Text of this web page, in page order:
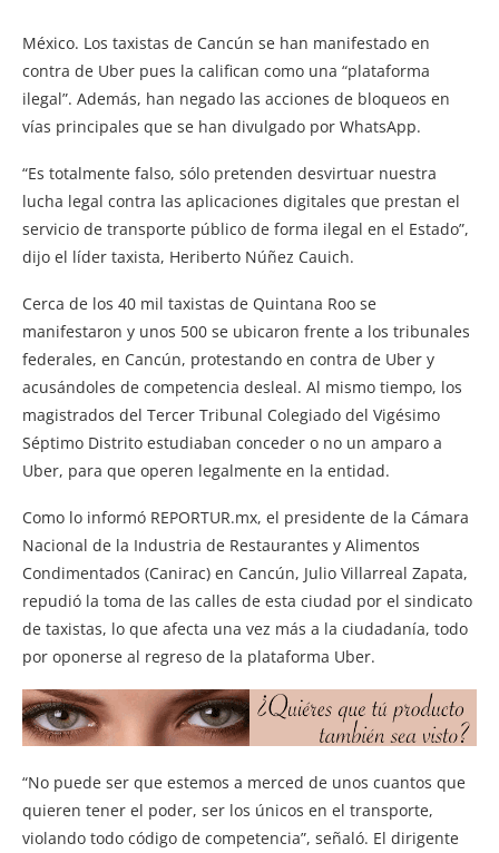
México. Los taxistas de Cancún se han manifestado en
contra de Uber pues la califican como una “plataforma
ilegal”. Además, han negado las acciones de bloqueos en
vías principales que se han divulgado por WhatsApp.
“Es totalmente falso, sólo pretenden desvirtuar nuestra
lucha legal contra las aplicaciones digitales que prestan el
servicio de transporte público de forma ilegal en el Estado”,
dijo el líder taxista, Heriberto Núñez Cauich.
Cerca de los 40 mil taxistas de Quintana Roo se
manifestaron y unos 500 se ubicaron frente a los tribunales
federales, en Cancún, protestando en contra de Uber y
acusándoles de competencia desleal. Al mismo tiempo, los
magistrados del Tercer Tribunal Colegiado del Vigésimo
Séptimo Distrito estudiaban conceder o no un amparo a
Uber, para que operen legalmente en la entidad.
Como lo informó REPORTUR.mx, el presidente de la Cámara
Nacional de la Industria de Restaurantes y Alimentos
Condimentados (Canirac) en Cancún, Julio Villarreal Zapata,
repudió la toma de las calles de esta ciudad por el sindicato
de taxistas, lo que afecta una vez más a la ciudadanía, todo
por oponerse al regreso de la plataforma Uber.
“No puede ser que estemos a merced de unos cuantos que
quieren tener el poder, ser los únicos en el transporte,
violando todo código de competencia”, señaló. El dirigente